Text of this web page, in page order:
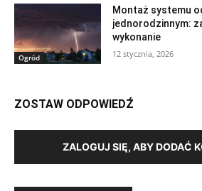
Ogród
Montaż systemu
jednorodzinnym:
wykonanie
12 stycznia, 2026
ZOSTAW ODPOWIEDŹ
ZALOGUJ SIĘ, ABY DODAĆ